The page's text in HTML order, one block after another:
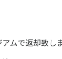
ムで返却致しま